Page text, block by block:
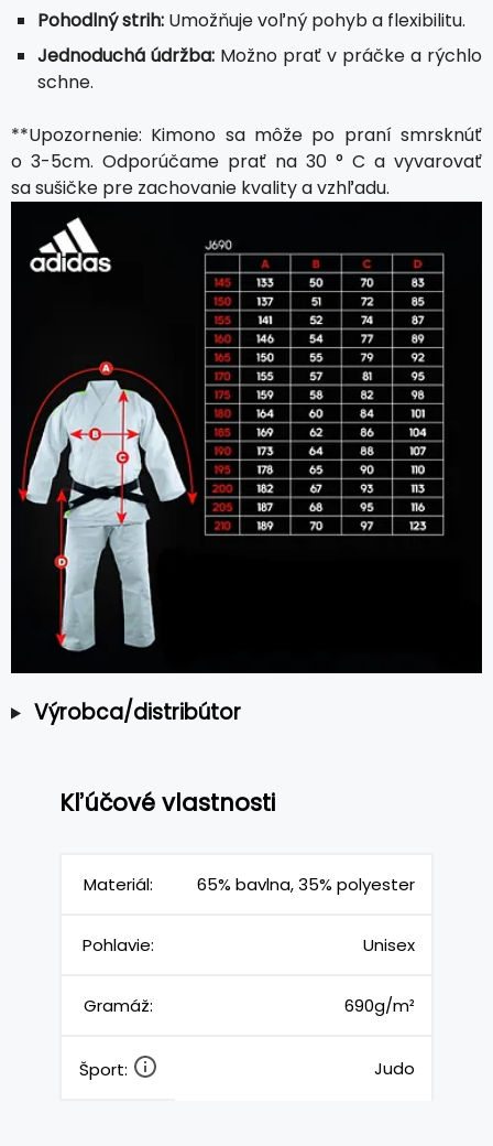
Pohodlný strih: Umožňuje voľný pohyb a flexibilitu.
Jednoduchá údržba: Možno prať v práčke a rýchlo
schne.
**Upozornenie: Kimono sa môže po praní smrsknúť
o 3-5cm. Odporúčame prať na 30 ° C a vyvarovať
sa sušičke pre zachovanie kvality a vzhľadu.
Výrobca/distribútor
Kľúčové vlastnosti
Materiál: 65% bavlna, 35% polyester
Pohlavie: Unisex
Gramáž: 690g/m²
Šport: Judo